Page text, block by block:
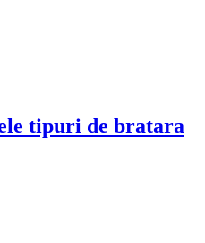
tipuri de bratara